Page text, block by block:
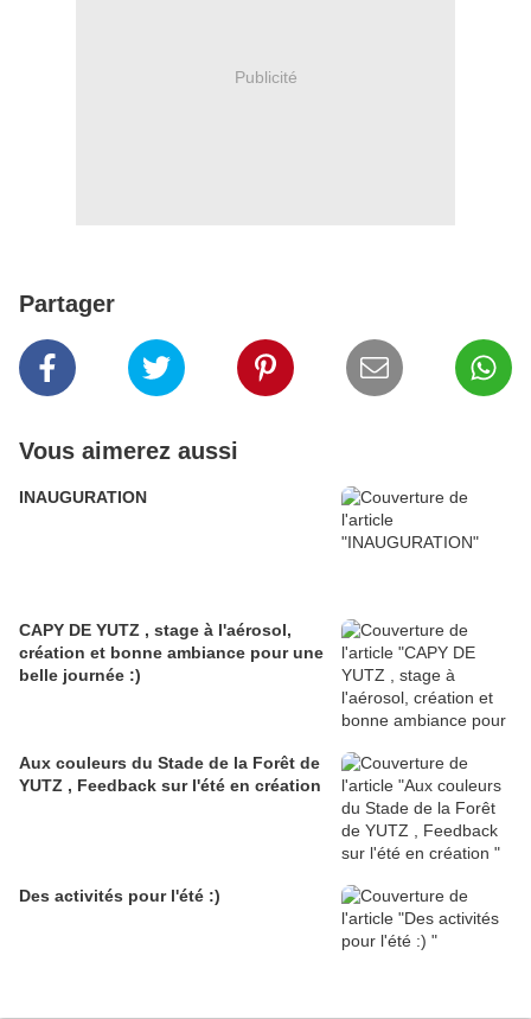
Publicité
Partager
Vous aimerez aussi
INAUGURATION
CAPY DE YUTZ , stage à l'aérosol,
création et bonne ambiance pour une
belle journée :)
Aux couleurs du Stade de la Forêt de
YUTZ , Feedback sur l'été en création
Des activités pour l'été :)